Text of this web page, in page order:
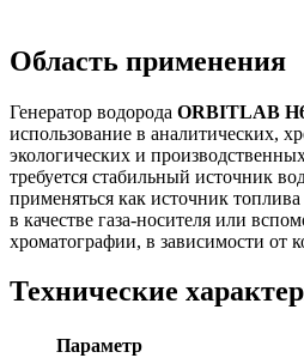
Область применения
Генератор водорода ORBITLAB
использование в аналитических,
экологических и
требуется стабильный источник
применяться как источник
в качестве газа‑носителя или
хроматографии, в зависимости от
Технические
Параметр